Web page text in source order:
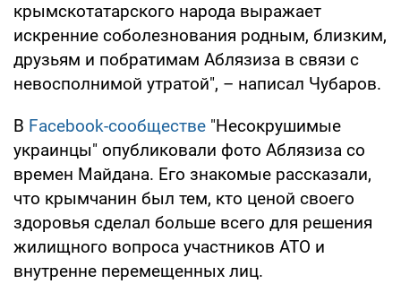
крымскотатарского народа выражает
искренние соболезнования родным, близким,
друзьям и побратимам Аблязиза в связи с
невосполнимой утратой", – написал Чубаров.
В Facebook-сообществе "Несокрушимые
украинцы" опубликовали фото Аблязиза со
времен Майдана. Его знакомые рассказали,
что крымчанин был тем, кто ценой своего
здоровья сделал больше всего для решения
жилищного вопроса участников АТО и
внутренне перемещенных лиц.